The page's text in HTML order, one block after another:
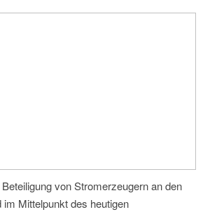
von Stromerzeugern an den
im Mittelpunkt des heutigen